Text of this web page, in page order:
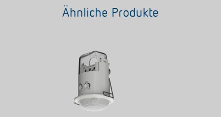
Ähnliche Produkte